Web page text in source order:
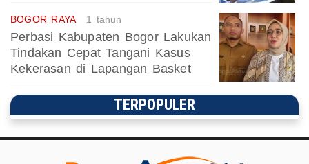
BOGOR RAYA 1 tahun
Perbasi Kabupaten Bogor Lakukan
Tindakan Cepat Tangani Kasus
Kekerasan di Lapangan Basket
TERPOPULER